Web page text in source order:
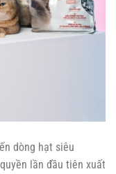
dòng hạt siêu
lần đầu tiên xuất